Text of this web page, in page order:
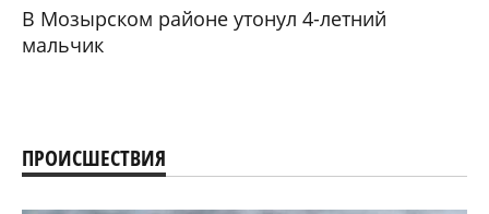
В Мозырском районе утонул 4-летний
мальчик
ПРОИСШЕСТВИЯ